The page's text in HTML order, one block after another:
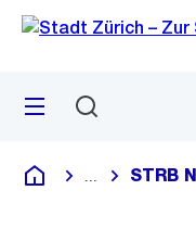
Navigation
Sprunglink
Menü
Deutsch
Blende alle
STRB